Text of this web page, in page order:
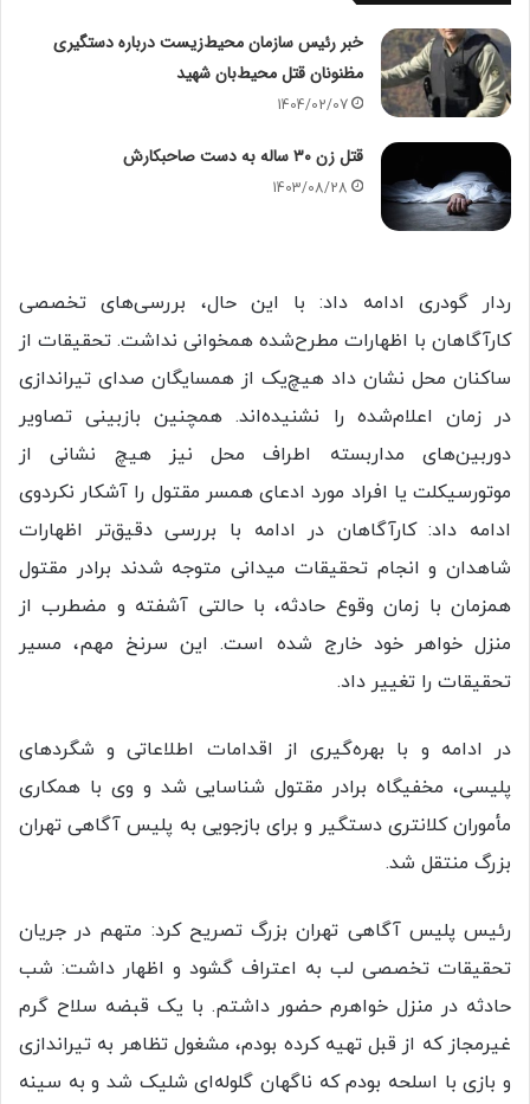
خبر رئیس سازمان محیط‌زیست درباره دستگیری
مظنونان قتل محیط‌بان شهید
1404/02/07
قتل زن ۳۰ ساله به دست صاحبکارش
1403/08/28
ردار گودری ادامه داد: با این حال، بررسی‌های تخصصی
کارآگاهان با اظهارات مطرح‌شده همخوانی نداشت. تحقیقات از
ساکنان محل نشان داد هیچ‌یک از همسایگان صدای تیراندازی
در زمان اعلام‌شده را نشنیده‌اند. همچنین بازبینی تصاویر
دوربین‌های مداربسته اطراف محل نیز هیچ نشانی از
موتورسیکلت یا افراد مورد ادعای همسر مقتول را آشکار نکردوی
ادامه داد: کارآگاهان در ادامه با بررسی دقیق‌تر اظهارات
شاهدان و انجام تحقیقات میدانی متوجه شدند برادر مقتول
همزمان با زمان وقوع حادثه، با حالتی آشفته و مضطرب از
منزل خواهر خود خارج شده است. این سرنخ مهم، مسیر
تحقیقات را تغییر داد.
در ادامه و با بهره‌گیری از اقدامات اطلاعاتی و شگردهای
پلیسی، مخفیگاه برادر مقتول شناسایی شد و وی با همکاری
مأموران کلانتری دستگیر و برای بازجویی به پلیس آگاهی تهران
بزرگ منتقل شد.
رئیس پلیس آگاهی تهران بزرگ تصریح کرد: متهم در جریان
تحقیقات تخصصی لب به اعتراف گشود و اظهار داشت: شب
حادثه در منزل خواهرم حضور داشتم. با یک قبضه سلاح گرم
غیرمجاز که از قبل تهیه کرده بودم، مشغول تظاهر به تیراندازی
و بازی با اسلحه بودم که ناگهان گلوله‌ای شلیک شد و به سینه